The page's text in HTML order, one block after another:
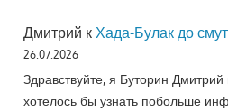
Дмитрий к Хада-Булак до
26.07.2026
Здравствуйте, я Буторин
хотелось бы узнать побольше